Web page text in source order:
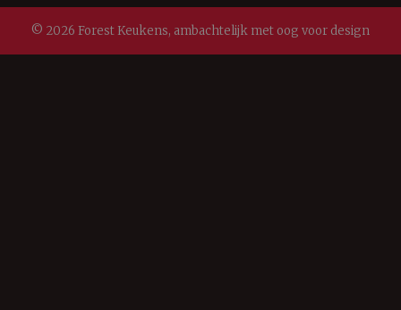
© 2026 Forest Keukens, ambachtelijk met oog voor design